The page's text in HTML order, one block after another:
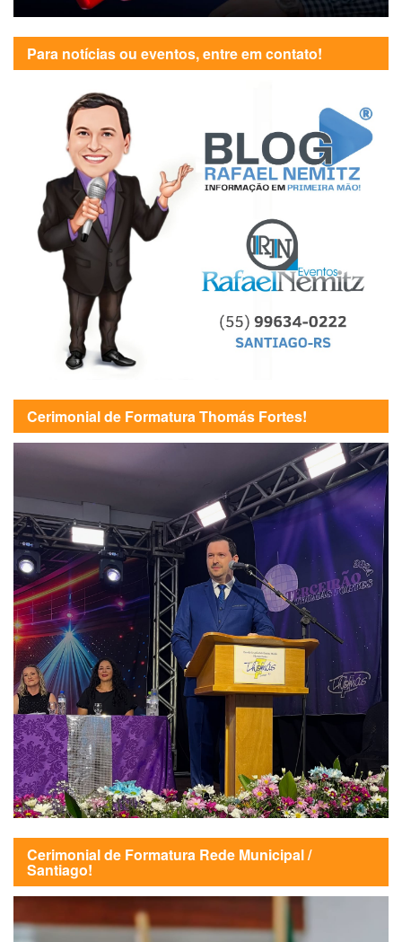
Para notícias ou eventos, entre em contato!
Cerimonial de Formatura Thomás Fortes!
Cerimonial de Formatura Rede Municipal /
Santiago!